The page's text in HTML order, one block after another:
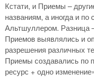
Кстати, и Приемы –
названиям, а иногда и
Альтшуллером. Разница
Приемов выявлялись и
разрешения различных
Приемы создавались по
ресурс + одно